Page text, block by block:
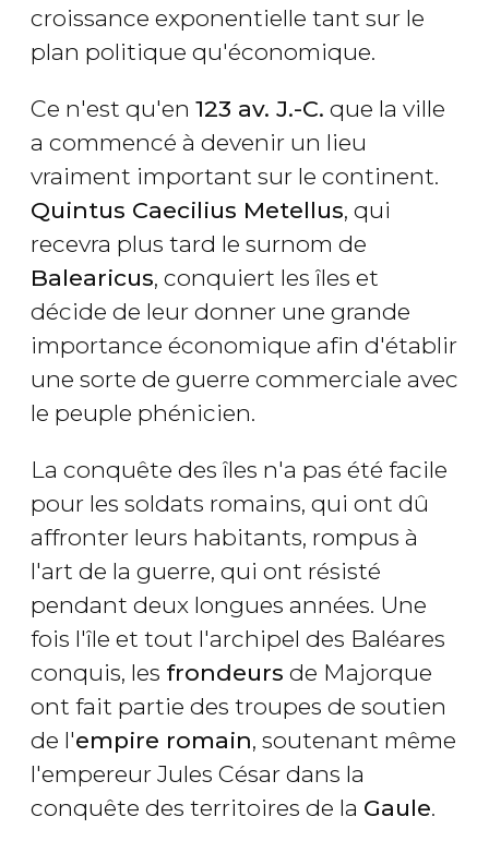
croissance exponentielle tant sur le
plan politique qu'économique.
Ce n'est qu'en 123 av. J.-C. que la ville
a commencé à devenir un lieu
vraiment important sur le continent.
Quintus Caecilius Metellus, qui
recevra plus tard le surnom de
Balearicus, conquiert les îles et
décide de leur donner une grande
importance économique afin d'établir
une sorte de guerre commerciale avec
le peuple phénicien.
La conquête des îles n'a pas été facile
pour les soldats romains, qui ont dû
affronter leurs habitants, rompus à
l'art de la guerre, qui ont résisté
pendant deux longues années. Une
fois l'île et tout l'archipel des Baléares
conquis, les frondeurs de Majorque
ont fait partie des troupes de soutien
de l'empire romain, soutenant même
l'empereur Jules César dans la
conquête des territoires de la Gaule.